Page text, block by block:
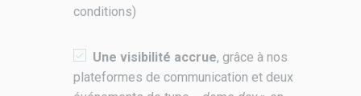
conditions)
Une visibilité accrue, grâce à nos
plateformes de communication et deux